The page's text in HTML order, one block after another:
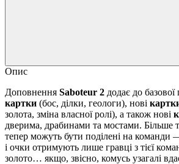
Опис
Доповнення Saboteur 2 додає до базової
картки (бос, ділки, геологи), нові
золота, зміна власної ролі), а також нові
дверима, драбинами та мостами. Більше
тепер можуть бути поділені на команди
і очки отримують лише гравці з тієї
золото… якщо, звісно, комусь узагалі